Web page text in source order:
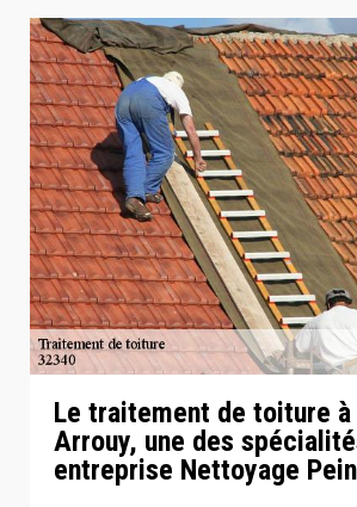
Le traitement de toiture
Arrouy, une des
entreprise Nettoyage